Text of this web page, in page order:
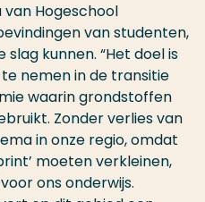
van Hogeschool
van studenten,
kunnen. “Het doel is
nemen in de transitie
waarin grondstoffen
Zonder verlies van
in onze regio, omdat
moeten verkleinen,
ons onderwijs.